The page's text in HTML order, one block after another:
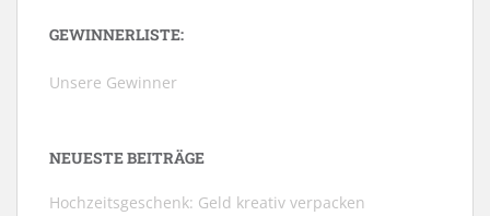
GEWINNERLISTE:
Unsere Gewinner
NEUESTE BEITRÄGE
Hochzeitsgeschenk: Geld kreativ verpacken